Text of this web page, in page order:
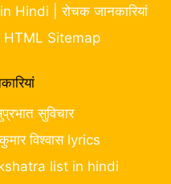
| रोचक जानकारियां
Sitemap
सुविचार
विश्वास lyrics
list in hindi